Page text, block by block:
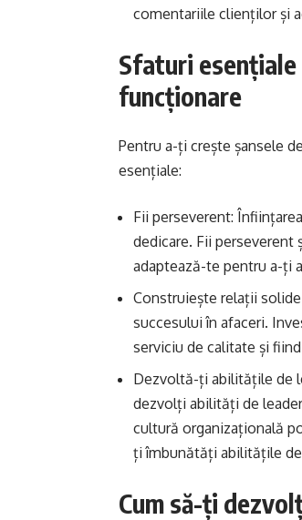
comentariile clienților și
Sfaturi
funcționare
Pentru a-ți crește șansele
esențiale:
Fii perseverent:
dedicare. Fii perseverent
adaptează-te pentru a-ți
Construiește relații
succesului în afaceri.
serviciu de calitate și
Dezvoltă-ți abilitățile de
dezvolți abilități de
cultură organizațională
ți îmbunătăți abilitățile
Cum să-ți